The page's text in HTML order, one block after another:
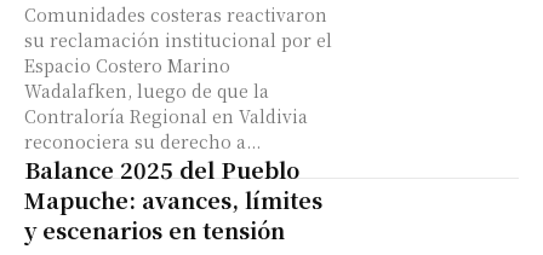
Comunidades costeras reactivaron
su reclamación institucional por el
Espacio Costero Marino
Wadalafken, luego de que la
Contraloría Regional en Valdivia
reconociera su derecho a...
Balance 2025 del Pueblo
Mapuche: avances, límites
y escenarios en tensión